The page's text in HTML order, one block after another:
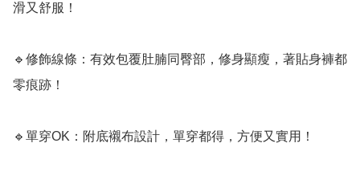
滑又舒服！
🔹修飾線條：有效包覆肚腩同臀部，修身顯瘦，著貼身褲都
零痕跡！
🔹單穿OK：附底襯布設計，單穿都得，方便又實用！